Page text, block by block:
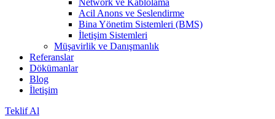
Network ve Kablolama
Acil Anons ve Seslendirme
Bina Yönetim Sistemleri (BMS)
İletişim Sistemleri
Müşavirlik ve Danışmanlık
Referanslar
Dökümanlar
Blog
İletişim
Teklif Al